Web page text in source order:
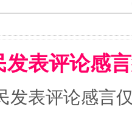
发表评论感
发表评论感言